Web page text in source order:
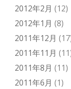
2012年2月 (12)
2012年1月 (8)
2011年12月
2011年11月
2011年8月 (11)
2011年6月 (1)